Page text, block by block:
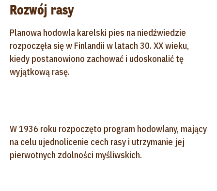
Rozwój rasy
Planowa hodowla karelski pies na niedźwiedzie
rozpoczęła się w Finlandii w latach 30. XX wieku,
kiedy postanowiono zachować i udoskonalić tę
wyjątkową rasę.
W 1936 roku rozpoczęto program hodowlany, mający
na celu ujednolicenie cech rasy i utrzymanie jej
pierwotnych zdolności myśliwskich.